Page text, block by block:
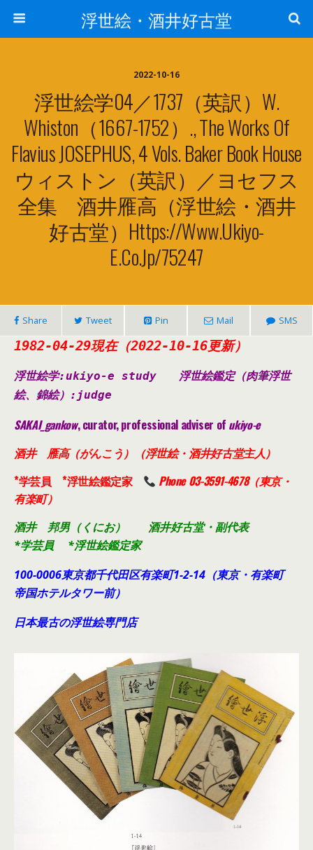
浮世絵・酒井好古堂
2022-10-16
浮世絵学04／1737（英訳）W.
Whiston（1667-1752）., The Works Of
Flavius JOSEPHUS, 4 Vols. Baker Book House
ウィストン（英訳）／ヨセフス
全集 酒井雁高（浮世絵・酒井
好古堂）https://www.ukiyo-
E.co.jp/75247
Share Tweet Pin Mail SMS
1982-04-29現在（2022-10-16更新）
浮世絵学:ukiyo-e study 浮世絵鑑定（肉筆浮世
絵、錦絵） :judge
SAKAI_gankow, curator, professional adviser of ukiyo-e
酒井 雁高（がんこう）（浮世絵・酒井好古堂主人）
*学芸員 *浮世絵鑑定家
Phone 03-3591-4678（東京・
有楽町）
酒井 邦男（くにお） 酒井好古堂・副代表
*学芸員 *浮世絵鑑定家
100-0006東京都千代田区有楽町1-2-14（東京・有楽町
帝国ホテルタワー前）
日本最古の浮世絵専門店